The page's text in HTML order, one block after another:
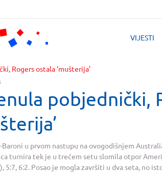
VIJESTI
pobjednički,
u prvom nastupu na ovogodišnjem
turnira tek je u trećem setu slomila otpor
5:7, 6:2. Posao je mogla završiti u dva seta, no